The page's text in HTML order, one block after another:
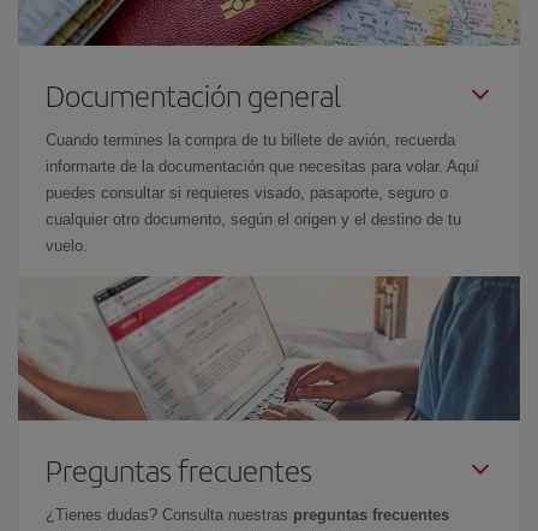
Documentación general
Cuando termines la compra de tu billete de avión, recuerda
informarte de la documentación que necesitas para volar. Aquí
puedes consultar si requieres visado, pasaporte, seguro o
cualquier otro documento, según el origen y el destino de tu
vuelo.
Preguntas frecuentes
¿Tienes dudas? Consulta nuestras preguntas frecuentes